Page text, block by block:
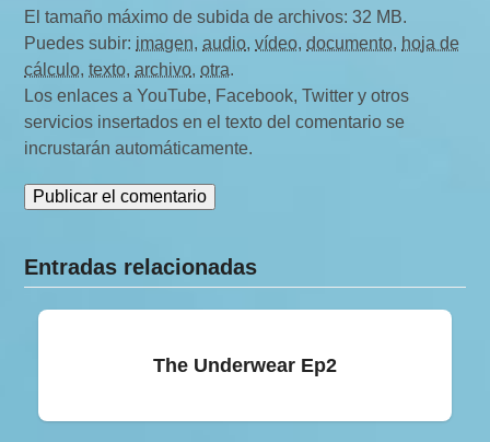
El tamaño máximo de subida de archivos: 32 MB.
Puedes subir: imagen,audio,vídeo,documento, hoja de
cálculo,texto,archivo,otra.
Los enlaces a YouTube, Facebook, Twitter y otros
servicios insertados en el texto del comentario se
incrustarán automáticamente.
Entradas relacionadas
The Underwear Ep2